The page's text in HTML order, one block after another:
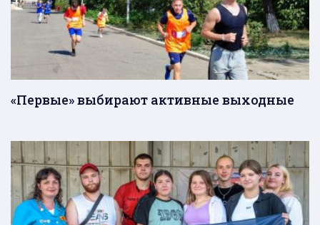
«Первые» выбирают активные выходные